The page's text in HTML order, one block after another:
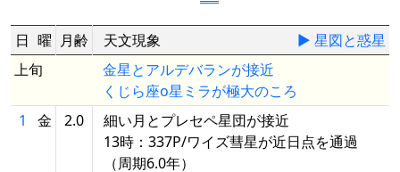
日 曜 月齢 天文現象
▶ 星図と惑星
上旬
金星とアルデバランが接近
くじら座ο星ミラが極大のころ
1
金 2.0
細い月とプレセペ星団が接近
13時：337P/ワイズ彗星が近日点を通過
（周期6.0年）